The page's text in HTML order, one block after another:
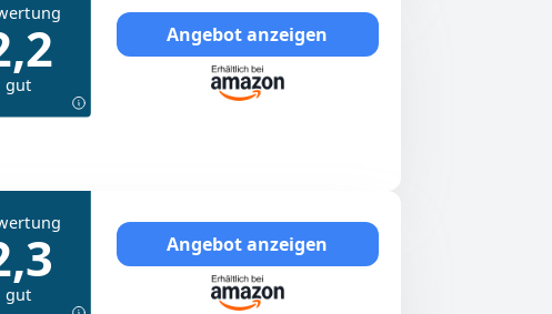
gut
Angebot anzeigen
gut
Angebot anzeigen